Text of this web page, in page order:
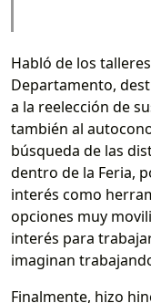
Habló de los
Departamento,
a la reelección de
también al
búsqueda de las
dentro de la Feria,
interés como
opciones muy
interés para
imaginan
Finalmente, hizo